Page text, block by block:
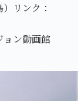
リンク：
ョン動画館